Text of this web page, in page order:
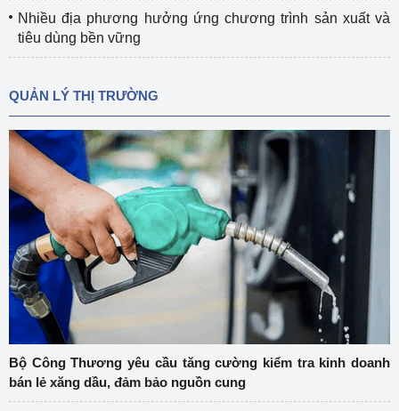
Nhiều địa phương hưởng ứng chương trình sản xuất và
tiêu dùng bền vững
QUẢN LÝ THỊ TRƯỜNG
Bộ Công Thương yêu cầu tăng cường kiểm tra kinh doanh
bán lẻ xăng dầu, đảm bảo nguồn cung